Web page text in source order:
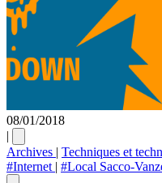
08/01/2018
|
Archives | Techniques et
#Internet | #Local Sacco-